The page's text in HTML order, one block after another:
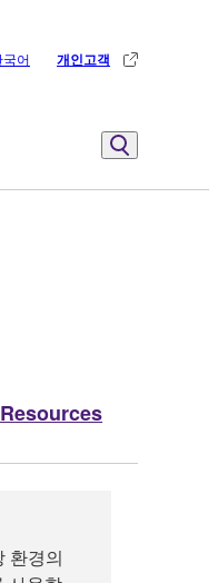
어 개인고객
Resources
환경의